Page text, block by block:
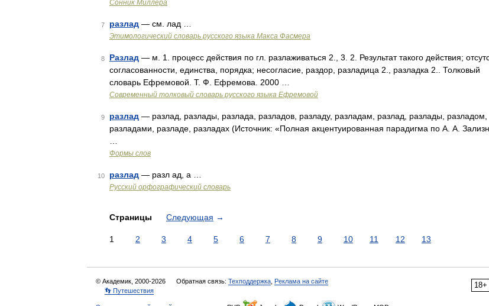
Сонник Миллера
7 разлад — см. лад …
Этимологический словарь русского языка Макса Фасмера
8 Разлад — м. 1. процесс действия по гл. разлаживаться 2., 3. 2. Результат такого действия;
согласованности, единства, порядка; несогласие, раздор, разладица 2., разладка 2.. Толковый
словарь Ефремовой. Т. Ф. Ефремова. 2000 …
Современный толковый словарь русского языка Ефремовой
9 разлад — разлад, разлады, разлада, разладов, разладу, разладам, разлад, разлады, разладом,
разладами, разладе, разладах (Источник: «Полная акцентуированная парадигма по А. А.
Формы слов
10 разлад — разл ад, а …
Русский орфографический словарь
Страницы Следующая →
1 2 3 4 5 6 7 8 9 10 11 12 13
18+
© Академик, 2000-2026 Обратная связь: Техподдержка Реклама на сайте
👣 Путешествия